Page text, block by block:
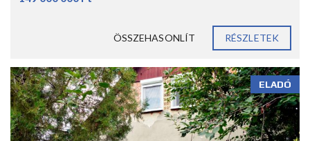
ÖSSZEHASONLÍT RÉSZLETEK
ELADÓ